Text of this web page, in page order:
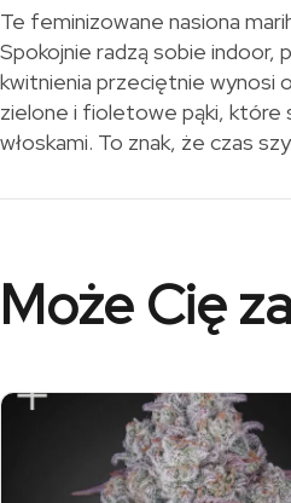
Te feminizowane nasiona
Spokojnie radzą sobie indoor,
kwitnienia przeciętnie wynosi
zielone i fioletowe pąki, które
włoskami. To znak, że czas
Może Cię